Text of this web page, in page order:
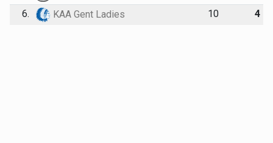
6.
KAA Gent Ladies 10 4